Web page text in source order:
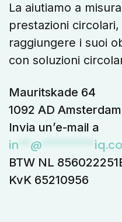
La aiutiamo a
prestazioni
raggiungere i suoi
con soluzioni
Mauritskade 64
1092 AD Amsterdam
Invia un’e-mail a
in @
BTW NL
KvK 65210956